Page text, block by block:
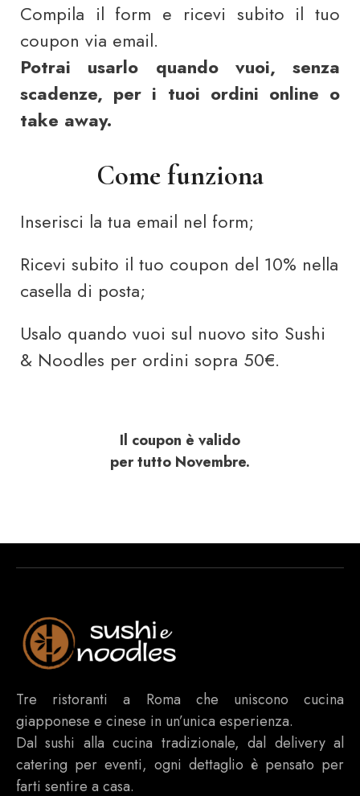
Compila il form e ricevi subito il tuo
coupon via email.
Potrai usarlo quando vuoi, senza
scadenze, per i tuoi ordini online o
take away.
Come funziona
Inserisci la tua email nel form;
Ricevi subito il tuo coupon del 10% nella
casella di posta;
Usalo quando vuoi sul nuovo sito Sushi
& Noodles per ordini sopra 50€.
Il coupon è valido
per tutto Novembre.
Tre ristoranti a Roma che uniscono cucina
giapponese e cinese in un’unica esperienza.
Dal sushi alla cucina tradizionale, dal delivery al
catering per eventi, ogni dettaglio è pensato per
farti sentire a casa.